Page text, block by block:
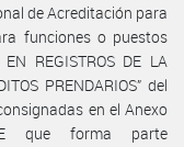
de Acreditación para
funciones o puestos
REGISTROS DE LA
PRENDARIOS” del
en el Anexo
que forma parte